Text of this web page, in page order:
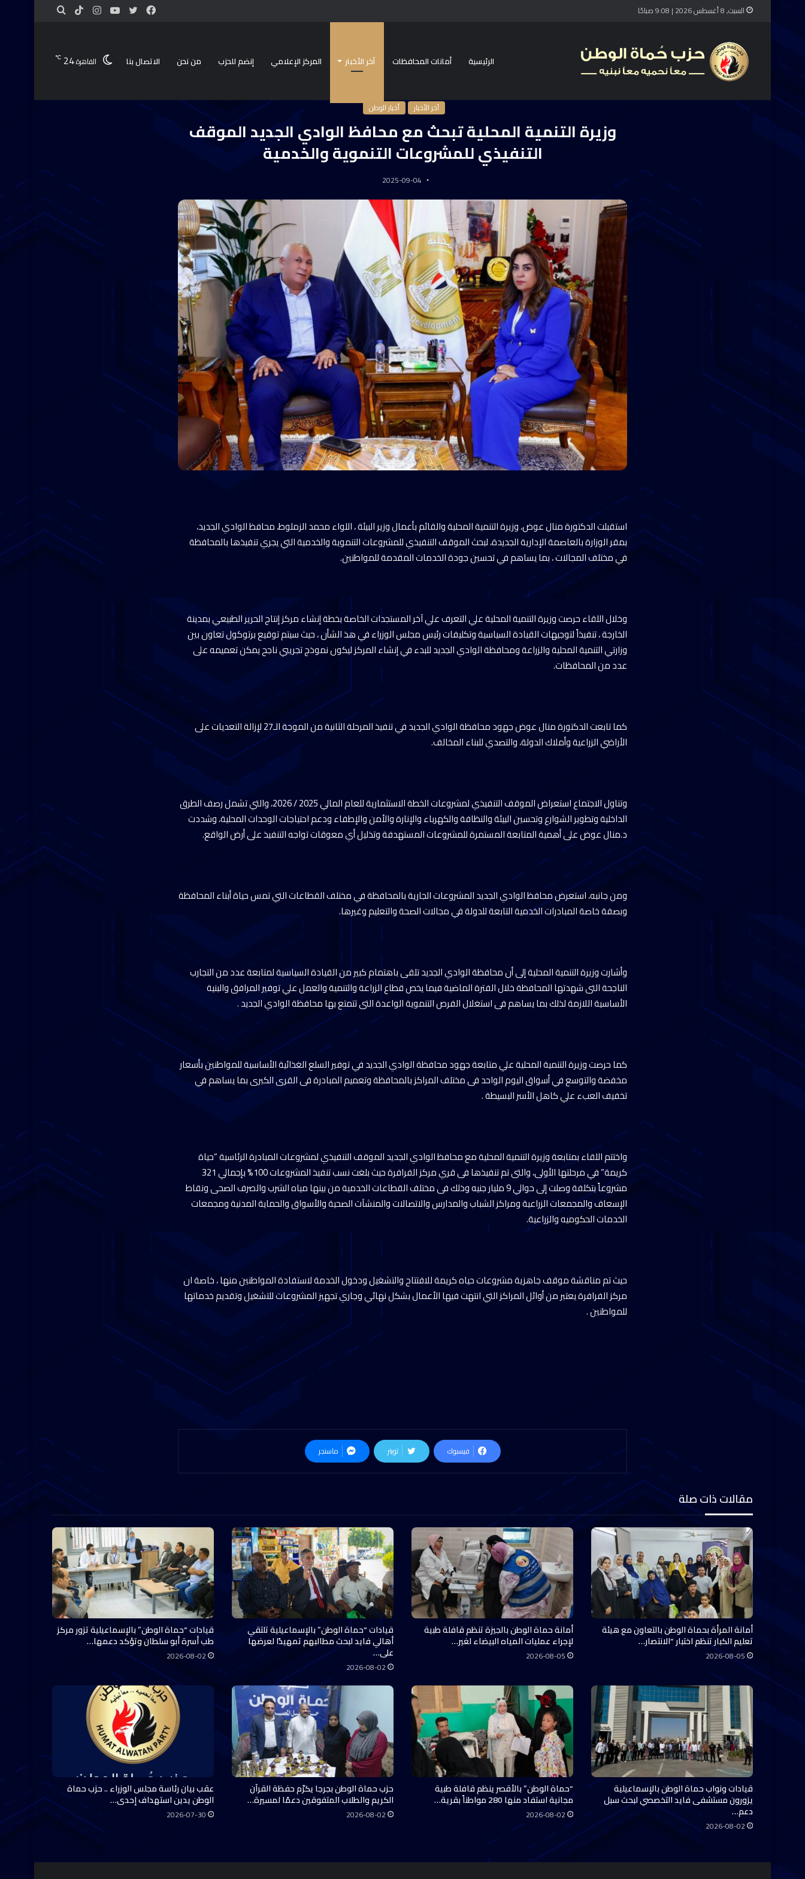
السبت, 8 أغسطس 2026 | 9:08 صباحًا
الرئيسية أمانات المحافظات آخر الأخبار المركز الإعلامي إنضم للحزب من نحن الاتصال بنا القاهرة24
℃
آخر الأخبار أخبار الوطن
وزيرة التنمية المحلية تبحث مع محافظ الوادي الجديد الموقف
التنفيذي للمشروعات التنموية والخدمية
2025-09-04
استقبلت الدكتورة منال عوض، وزيرة التنمية المحلية والقائم بأعمال وزير البيئة ، اللواء محمد الزملوط، محافظ الوادي الجديد،
بمقر الوزارة بالعاصمة الإدارية الجديدة، لبحث الموقف التنفيذي للمشروعات التنموية والخدمية التي يجري تنفيذها بالمحافظة
في مختلف المجالات ، بما يساهم في تحسين جودة الخدمات المقدمة للمواطنين.
وخلال اللقاء حرصت وزيرة التنمية المحلية علي التعرف علي آخر المستجدات الخاصة بخطة إنشاء مركز إنتاج الحرير الطبيعي بمدينة
الخارجة ، تنفيذاً لتوجيهات القيادة السياسية وتكليفات رئيس مجلس الوزراء في هذ الشأن ، حيث سيتم توقيع برتوكول تعاون بين
وزارتي التنمية المحلية والزراعة ومحافظة الوادي الجديد للبدء في إنشاء المركز ليكون نموذج تجريبي ناجح يمكن تعميمه على
عدد من المحافظات.
كما تابعت الدكتورة منال عوض جهود محافظة الوادي الجديد في تنفيذ المرحلة الثانية من الموجة الـ27 لإزالة التعديات على
الأراضي الزراعية وأملاك الدولة، والتصدي للبناء المخالف.
وتناول الاجتماع استعراض الموقف التنفيذي لمشروعات الخطة الاستثمارية للعام المالي 2025 / 2026، والتي تشمل رصف الطرق
الداخلية وتطوير الشوارع وتحسين البيئة والنظافة والكهرباء والإنارة والأمن والإطفاء ودعم احتياجات الوحدات المحلية، وشددت
د.منال عوض على أهمية المتابعة المستمرة للمشروعات المستهدفة وتذليل أي معوقات تواجه التنفيذ على أرض الواقع.
ومن جانبه، استعرض محافظ الوادي الجديد المشروعات الجارية بالمحافظة في مختلف القطاعات التي تمس حياة أبناء المحافظة
وبصفة خاصة المبادرات الخدمية التابعة للدولة في مجالات الصحة والتعليم وغيرها.
وأشارت وزيرة التنمية المحلية إلى أن محافظة الوادي الجديد تلقى باهتمام كبير من القيادة السياسية لمتابعة عدد من التجارب
الناجحة التى شهدتها المحافظة خلال الفترة الماضية فيما يخص قطاع الزراعة والتنمية والعمل علي توفير المرافق والبنية
الأساسية اللازمة لذلك بما يساهم فى استغلال الفرص التنموية الواعدة التى تتمتع بها محافظة الوادي الجديد .
كما حرصت وزيرة التنمية المحلية علي متابعة جهود محافظة الوادي الجديد في توفير السلع الغذائية الأساسية للمواطنين بأسعار
مخفضة والتوسع في أسواق اليوم الواحد فى مختلف المراكز بالمحافظة وتعميم المبادرة فى القرى الكبرى بما يساهم في
تخفيف العبء علي كاهل الأسر البسيطة .
واختتم اللقاء بمتابعة وزيرة التنمية المحلية مع محافظ الوادي الجديد الموقف التنفيذي لمشروعات المبادرة الرئاسية “حياة
كريمة” في مرحلتها الأولى، والتى تم تنفيذها فى قري مركز الفرافرة حيث بلغت نسب تنفيذ المشروعات 100% بإجمالي 321
مشروعاً بتكلفة وصلت إلى حوالي 9 مليار جنيه وذلك فى مختلف القطاعات الخدمية من بينها مياه الشرب والصرف الصحى ونقاط
الإسعاف والمجمعات الزراعية ومراكز الشباب والمدارس والاتصالات والمنشآت الصحية والأسواق والحماية المدنية ومجمعات
الخدمات الحكوميه والزراعية.
حيث تم مناقشة موقف جاهزية مشروعات حياه كريمة للافتتاح والتشغيل ودخول الخدمة لاستفادة المواطنين منها ، خاصة ان
مركز الفرافرة يعتبر من أوائل المراكز التي انتهت فيها الأعمال بشكل نهائي وجاري تجهيز المشروعات للتشغيل وتقديم خدماتها
للمواطنين .
فيسبوك تويتر ماسنجر
مقالات ذات صلة
أمانة المرأة بحماة الوطن بالتعاون مع هيئة
تعليم الكبار تنظم اختبار “الانتصار…
2026-08-05
أمانة حماة الوطن بالجيزة تنظم قافلة طبية
لإجراء عمليات المياه البيضاء لغير…
2026-08-05
قيادات “حماة الوطن” بالإسماعيلية تلتقي
أهالي فايد لبحث مطالبهم تمهيدًا لعرضها
على…
2026-08-02
قيادات “حماة الوطن” بالإسماعيلية تزور مركز
طب أسرة أبو سلطان وتؤكد دعمها…
2026-08-02
قيادات ونواب حماة الوطن بالإسماعيلية
يزورون مستشفى فايد التخصصي لبحث سبل
دعم…
2026-08-02
“حماة الوطن” بالأقصر ينظم قافلة طبية
مجانية استفاد منها 280 مواطناً بقرية…
2026-08-02
حزب حماة الوطن بجرجا يكرّم حفظة القرآن
الكريم والطلاب المتفوقين دعمًا لمسيرة…
2026-08-02
عقب بيان رئاسة مجلس الوزراء .. حزب حماة
الوطن يدين استهداف إحدى…
2026-07-30